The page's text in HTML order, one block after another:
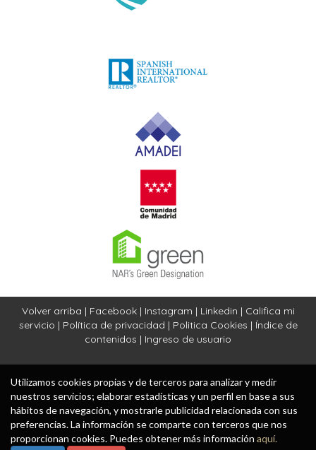
Volver arriba | Facebook| Instagram | Linkedin | Califica mi
servicio | Política de privacidad | Politica Cookies | Índice de
contenidos | Ingreso de usuario
Utilizamos cookies propias y de terceros para analizar y medir
nuestros servicios; elaborar estadísticas y un perfil en base a sus
hábitos de navegación, y mostrarle publicidad relacionada con sus
preferencias. La información se comparte con terceros que nos
proporcionan cookies. Puedes obtener más información aquí.